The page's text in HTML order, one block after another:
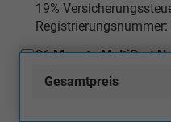
19%
36 Monate MultiPart
Anschlussgarantie
19%
Gesamtpreis